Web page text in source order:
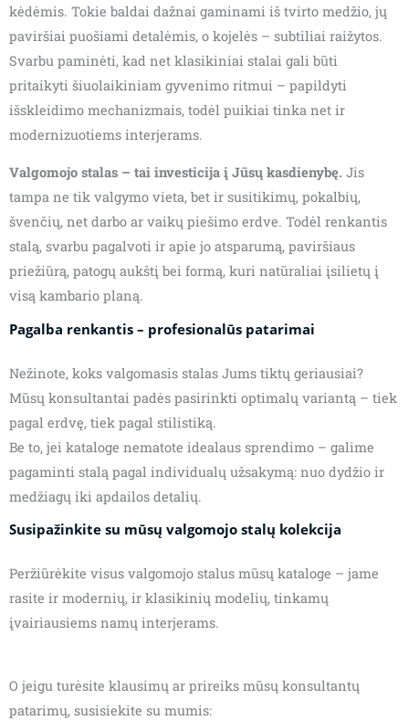
kėdėmis. Tokie baldai dažnai gaminami iš tvirto medžio, jų
paviršiai puošiami detalėmis, o kojelės – subtiliai raižytos.
Svarbu paminėti, kad net klasikiniai stalai gali būti
pritaikyti šiuolaikiniam gyvenimo ritmui – papildyti
išskleidimo mechanizmais, todėl puikiai tinka net ir
modernizuotiems interjerams.
Valgomojo stalas – tai investicija į Jūsų kasdienybę. Jis
tampa ne tik valgymo vieta, bet ir susitikimų, pokalbių,
švenčių, net darbo ar vaikų piešimo erdve. Todėl renkantis
stalą, svarbu pagalvoti ir apie jo atsparumą, paviršiaus
priežiūrą, patogų aukštį bei formą, kuri natūraliai įsilietų į
visą kambario planą.
Pagalba renkantis – profesionalūs patarimai
Nežinote, koks valgomasis stalas Jums tiktų geriausiai?
Mūsų konsultantai padės pasirinkti optimalų variantą – tiek
pagal erdvę, tiek pagal stilistiką.
Be to, jei kataloge nematote idealaus sprendimo – galime
pagaminti stalą pagal individualų užsakymą: nuo dydžio ir
medžiagų iki apdailos detalių.
Susipažinkite su mūsų valgomojo stalų kolekcija
Peržiūrėkite visus valgomojo stalus mūsų kataloge – jame
rasite ir modernių, ir klasikinių modelių, tinkamų
įvairiausiems namų interjerams.
O jeigu turėsite klausimų ar prireiks mūsų konsultantų
patarimų, susisiekite su mumis: